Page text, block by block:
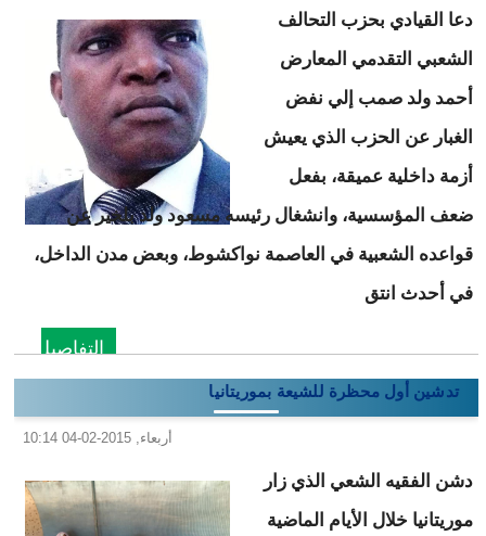
دعا القيادي بحزب التحالف
الشعبي التقدمي المعارض
أحمد ولد صمب إلي نفض
الغبار عن الحزب الذي يعيش
أزمة داخلية عميقة، بفعل
ضعف المؤسسية، وانشغال رئيسه مسعود ولد بلخير عن
قواعده الشعبية في العاصمة نواكشوط، وبعض مدن الداخل،
في أحدث انتق
التفاصيل
تدشين أول محظرة للشيعة بموريتانيا
أربعاء, 2015-02-04 10:14
دشن الفقيه الشعي الذي زار
موريتانيا خلال الأيام الماضية